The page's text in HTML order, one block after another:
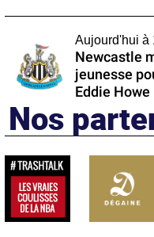
Aujourd'hui à
Newcastle
jeunesse
Eddie Howe
Nos